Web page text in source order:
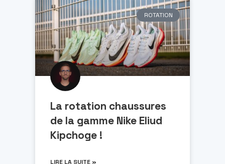
ROTATION
La rotation chaussures
de la gamme Nike Eliud
Kipchoge !
LIRE LA SUITE »